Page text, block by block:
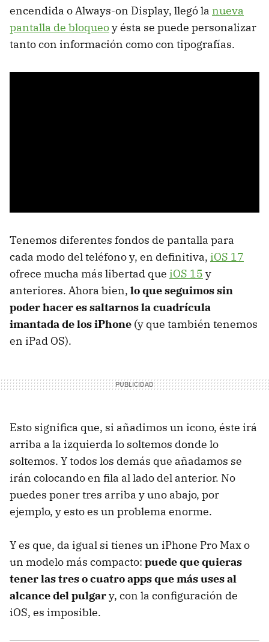
encendida o Always-on Display, llegó la nueva
pantalla de bloqueoy ésta se puede personalizar
tanto con información como con tipografías.
Tenemos diferentes fondos de pantalla para
cada modo del teléfono y, en definitiva, iOS 17
ofrece mucha más libertad que iOS 15 y
anteriores. Ahora bien, lo que seguimos sin
poder hacer es saltarnos la cuadrícula
imantada de los iPhone (y que también tenemos
en iPad OS).
Esto significa que, si añadimos un icono, éste irá
arriba a la izquierda lo soltemos donde lo
soltemos. Y todos los demás que añadamos se
irán colocando en fila al lado del anterior. No
puedes poner tres arriba y uno abajo, por
ejemplo, y esto es un problema enorme.
Y es que, da igual si tienes un iPhone Pro Max o
un modelo más compacto: puede que quieras
tener las tres o cuatro apps que más uses al
alcance del pulgary, con la configuración de
iOS, es imposible.